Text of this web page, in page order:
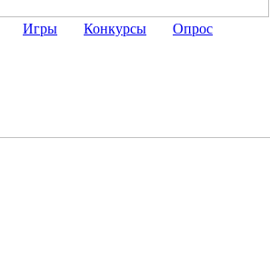
Игры Конкурсы
Опрос